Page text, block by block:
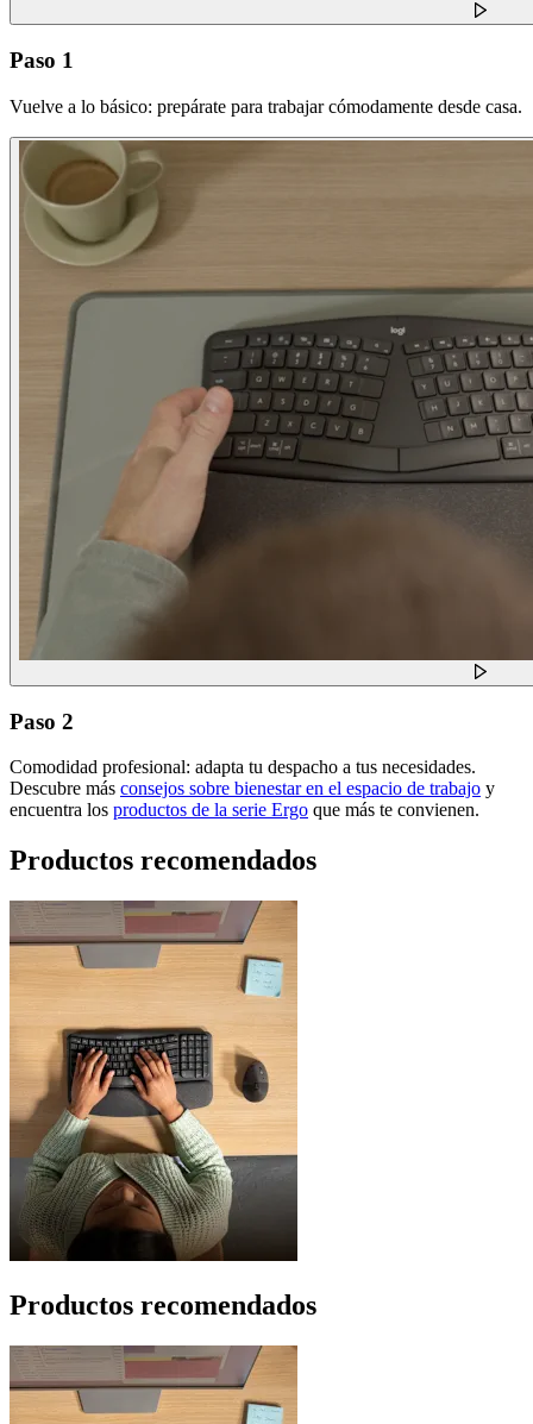
Paso 1
Vuelve a lo básico: prepárate para trabajar cómodamente desde casa.
Paso 2
Comodidad profesional: adapta tu despacho a tus necesidades.
Descubre más consejos sobre bienestar en el espacio de trabajo y
encuentra los productos de la serie Ergo que más te convienen.
Productos recomendados
Productos recomendados